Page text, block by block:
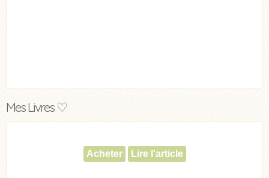
Mes Livres ♡
Acheter Lire l'article